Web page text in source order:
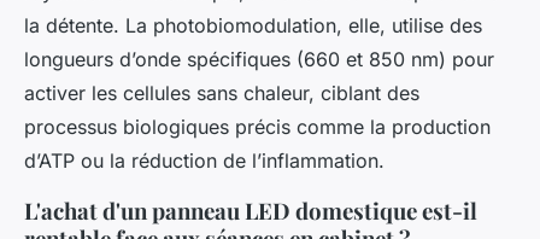
la détente. La photobiomodulation, elle, utilise des
longueurs d’onde spécifiques (660 et 850 nm) pour
activer les cellules sans chaleur, ciblant des
processus biologiques précis comme la production
d’ATP ou la réduction de l’inflammation.
L'achat d'un panneau LED domestique est-il